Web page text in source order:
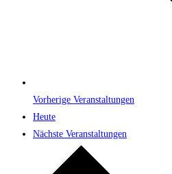
Vorherige Veranstaltungen
Heute
Nächste Veranstaltungen